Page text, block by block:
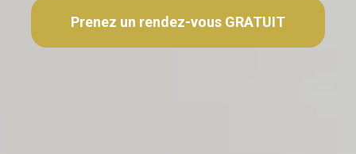
Prenez un rendez-vous GRATUIT